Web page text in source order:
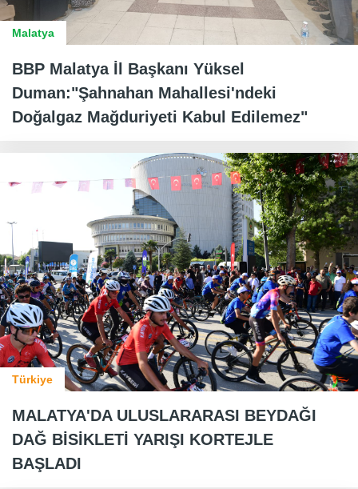
Malatya
BBP Malatya İl Başkanı Yüksel
Duman:"Şahnahan Mahallesi'ndeki
Doğalgaz Mağduriyeti Kabul Edilemez"
Türkiye
MALATYA'DA ULUSLARARASI BEYDAĞI
DAĞ BİSİKLETİ YARIŞI KORTEJLE
BAŞLADI